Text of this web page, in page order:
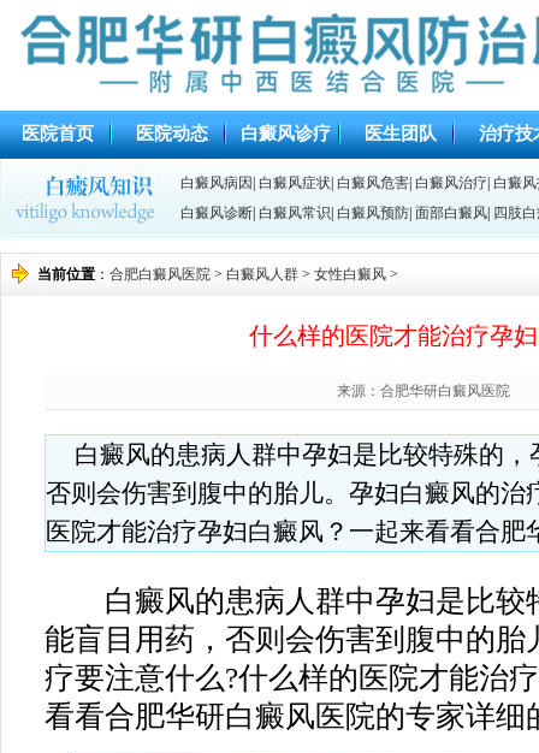
医院首页 医院动态 白癜风诊疗 医生团队 治疗技
白癜风病因 白癜风症状 白癜风危害 白癜风治疗 白癜
白癜风诊断 白癜风常识 白癜风预防 面部白癜风 四肢
当前位置 ： 合肥白癜风医院 > 白癜风人群 > 女性白癜风 >
什么样的医院才能治疗孕
来源：合肥华研白癜风医院
白癜风的患病人群中孕妇是比较特殊的
否则会伤害到腹中的胎儿。孕妇白癜风的治
医院才能治疗孕妇白癜风？一起来看看合肥
白癜风的患病人群中孕妇是比较
能盲目用药，否则会伤害到腹中的胎
疗要注意什么?什么样的医院才能治
看看合肥华研白癜风医院的专家详细